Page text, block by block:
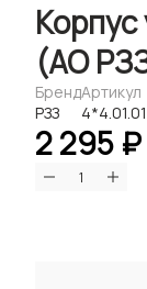
(АО
Бренд
РЗЗ
Артикул
4*4.01.01
2 295 ₽